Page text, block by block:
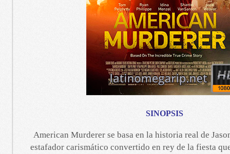
SINOPSIS
American Murderer se basa en la historia real de
estafador carismático convertido en rey de la fiesta